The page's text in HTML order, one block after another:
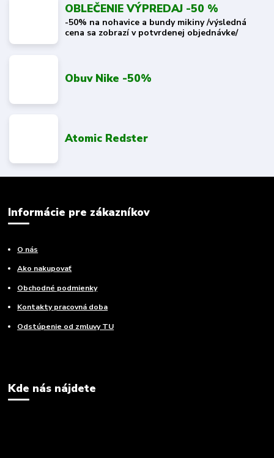
OBLEČENIE VÝPREDAJ -50 %
-50% na nohavice a bundy mikiny /výsledná
cena sa zobrazí v potvrdenej objednávke/
Obuv Nike -50%
Atomic Redster
Informácie pre zákazníkov
O nás
Ako nakupovať
Obchodné podmienky
Kontakty pracovná doba
Odstúpenie od zmluvy TU
Kde nás nájdete